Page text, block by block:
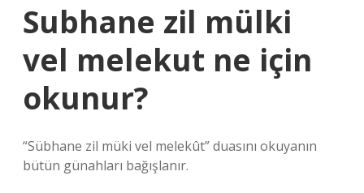
Subhane zil mülki
vel melekut ne için
okunur?
“Sübhane zil müki vel melekût” duasını okuyanın
bütün günahları bağışlanır.